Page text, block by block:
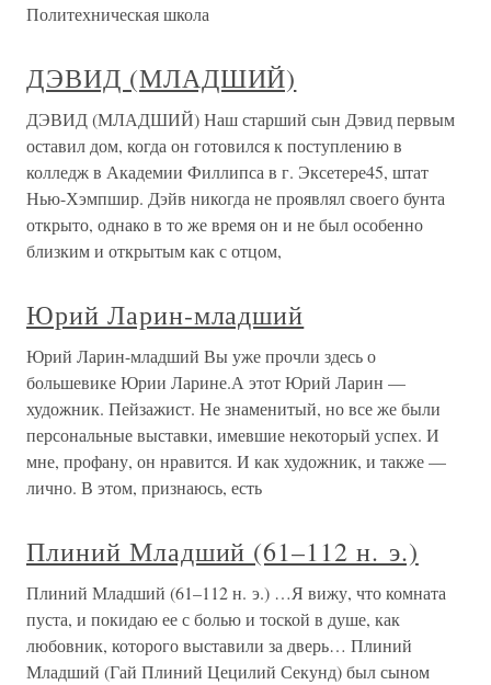
Политехническая школа
ДЭВИД (МЛАДШИЙ)
ДЭВИД (МЛАДШИЙ) Наш старший сын Дэвид первым
оставил дом, когда он готовился к поступлению в
колледж в Академии Филлипса в г. Эксетере45, штат
Нью-Хэмпшир. Дэйв никогда не проявлял своего бунта
открыто, однако в то же время он и не был особенно
близким и открытым как с отцом,
Юрий Ларин-младший
Юрий Ларин-младший Вы уже прочли здесь о
большевике Юрии Ларине.А этот Юрий Ларин —
художник. Пейзажист. Не знаменитый, но все же были
персональные выставки, имевшие некоторый успех. И
мне, профану, он нравится. И как художник, и также —
лично. В этом, признаюсь, есть
Плиний Младший (61–112 н. э.)
Плиний Младший (61–112 н. э.) …Я вижу, что комната
пуста, и покидаю ее с болью и тоской в душе, как
любовник, которого выставили за дверь… Плиний
Младший (Гай Плиний Цецилий Секунд) был сыном